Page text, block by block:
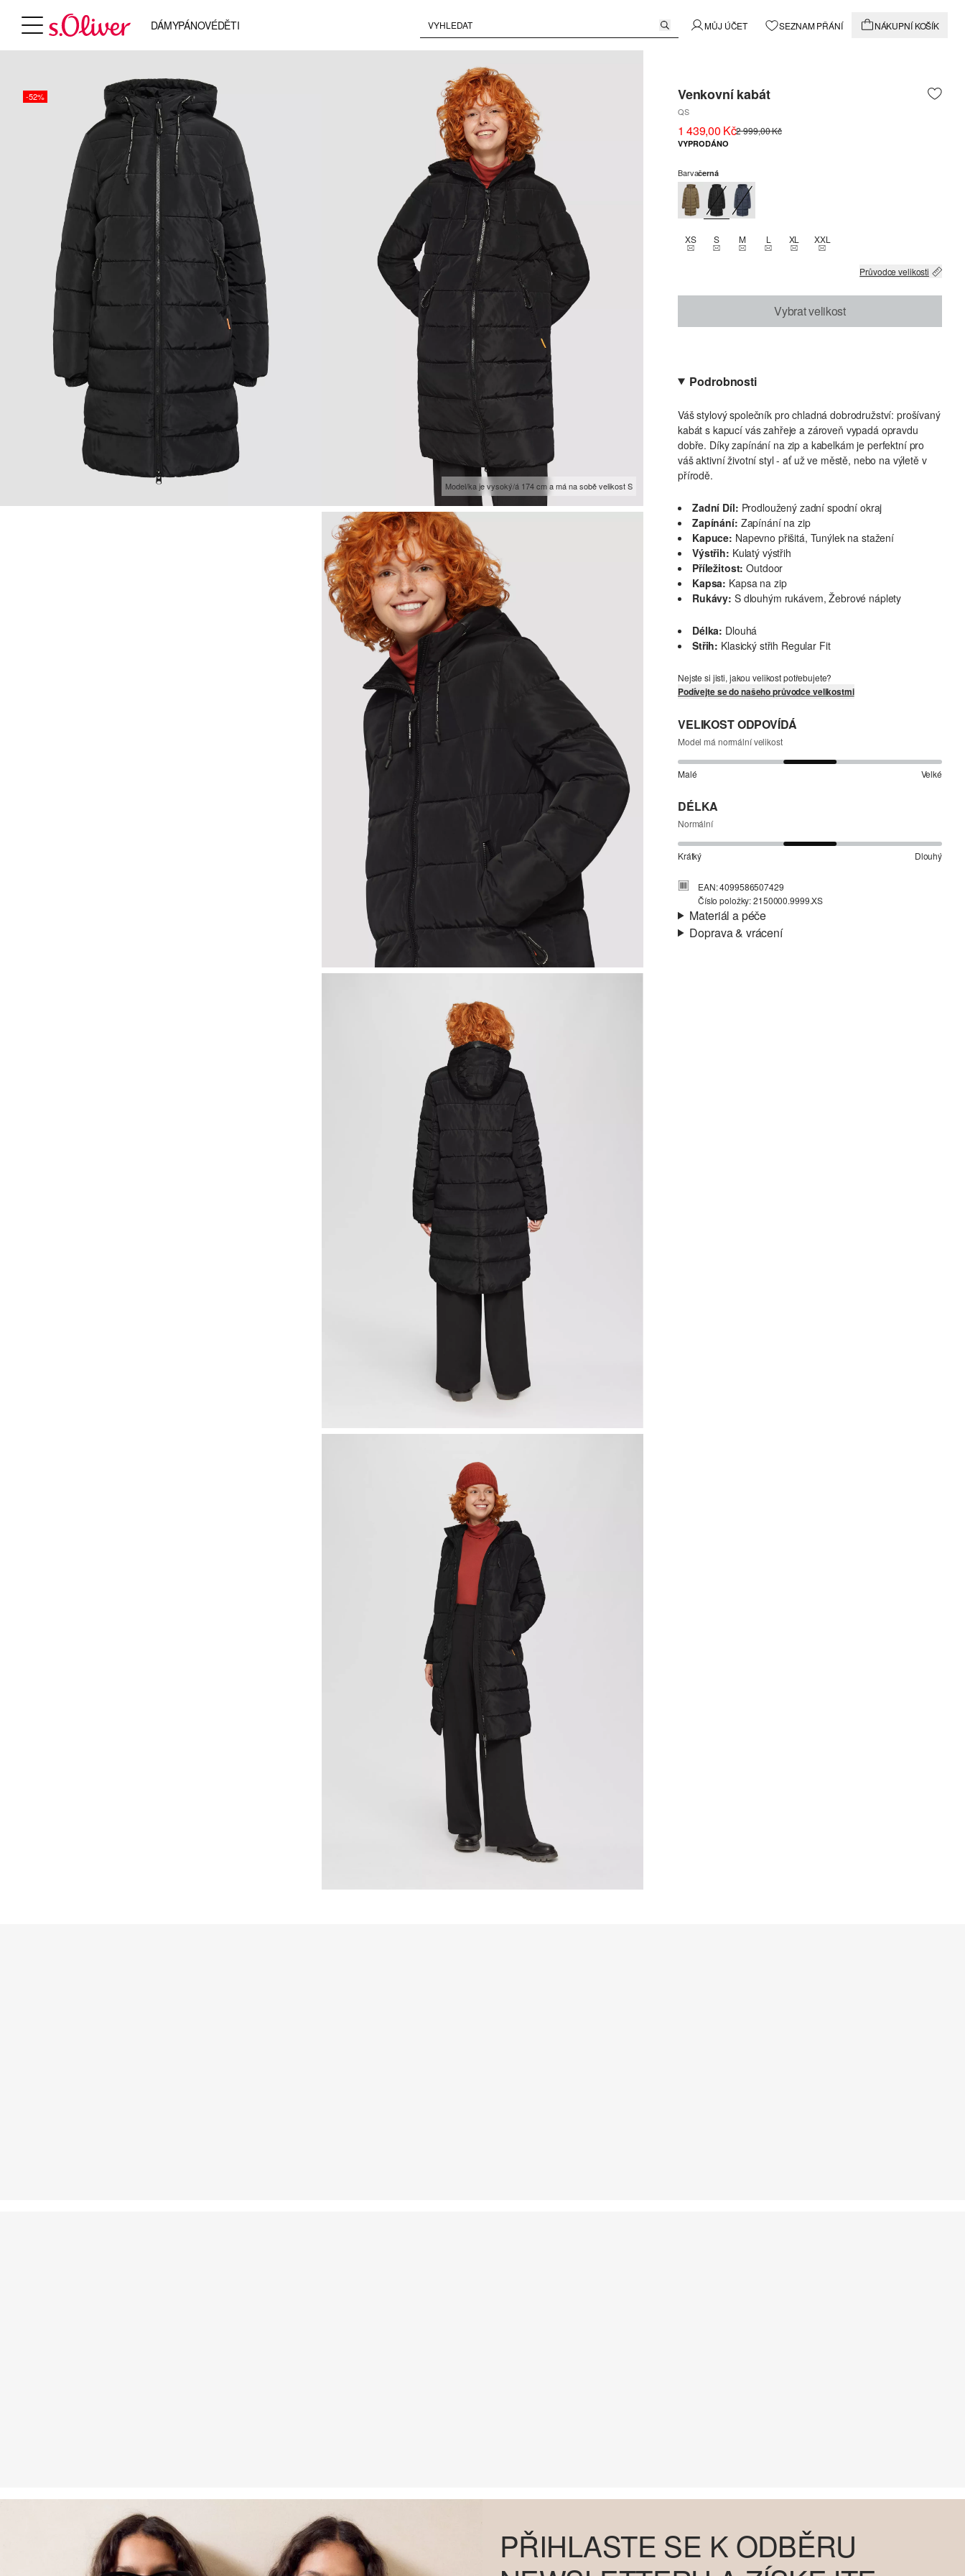
DÁMYPÁNOVÉDĚTI MŮJ ÚČET SEZNAM PŘÁNÍ NÁKUPNÍ KOŠÍK
-52%
Model/ka je vysoký/á 174 cm a má na sobě velikost S
Venkovní kabát
QS
1 439,00 Kč2 999,00 Kč
VYPRODÁNO
Barvačerná
XSTHIS SIZE IS CURRENTLY OUT OF STOCK
STHIS SIZE IS CURRENTLY OUT OF STOCK
MTHIS SIZE IS CURRENTLY OUT OF STOCK
LTHIS SIZE IS CURRENTLY OUT OF STOCK
XLTHIS SIZE IS CURRENTLY OUT OF STOCK
XXLTHIS SIZE IS CURRENTLY OUT OF
Průvodce velikosti
Vybrat velikost
Podrobnosti
Váš stylový společník pro chladná dobrodružství: prošívaný
kabát s kapucí vás zahřeje a zároveň vypadá opravdu
dobře. Díky zapínání na zip a kabelkám je perfektní pro
váš aktivní životní styl - ať už ve městě, nebo na výletě v
přírodě.
Zadní Díl: Prodloužený zadní spodní okraj
Zapínání: Zapínání na zip
Kapuce: Napevno přišitá, Tunýlek na stažení
Výstřih: Kulatý výstřih
Příležitost: Outdoor
Kapsa: Kapsa na zip
Rukávy: S dlouhým rukávem, Žebrové náplety
Délka: Dlouhá
Střih: Klasický střih Regular Fit
Nejste si jisti, jakou velikost potřebujete?
Podívejte se do našeho průvodce velikostmi
VELIKOST ODPOVÍDÁ
Model má normální velikost
Malé Velké
DÉLKA
Normální
Krátký Dlouhý
EAN: 4099586507429
Číslo položky: 2150000.9999.XS
Materiál a péče
Doprava & vrácení
PŘIHLASTE SE K ODBĚRU